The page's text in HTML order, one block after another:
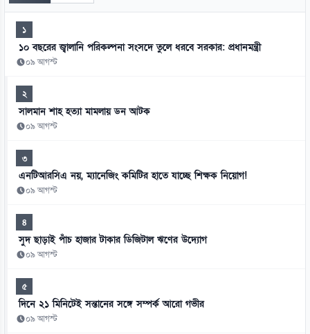
১
১০ বছরের জ্বালানি পরিকল্পনা সংসদে তুলে ধরবে সরকার: প্রধানমন্ত্রী
০৯ আগস্ট
২
সালমান শাহ হত্যা মামলায় ডন আটক
০৯ আগস্ট
৩
এনটিআরসিএ নয়, ম্যানেজিং কমিটির হাতে যাচ্ছে শিক্ষক নিয়োগ!
০৯ আগস্ট
৪
সুদ ছাড়াই পাঁচ হাজার টাকার ডিজিটাল ঋণের উদ্যোগ
০৯ আগস্ট
৫
দিনে ২১ মিনিটেই সন্তানের সঙ্গে সম্পর্ক আরো গভীর
০৯ আগস্ট